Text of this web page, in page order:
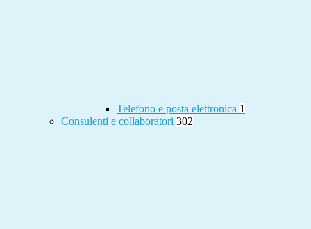
Telefono e posta elettronica 1
Consulenti e collaboratori 302